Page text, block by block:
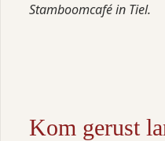
Stamboomcafé in Tiel.
Kom gerust